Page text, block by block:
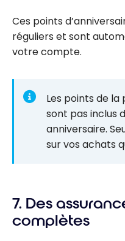
Ces points
réguliers et sont
votre compte.
Les points de
sont pas inclus
anniversaire.
sur vos achats
7. Des
complètes